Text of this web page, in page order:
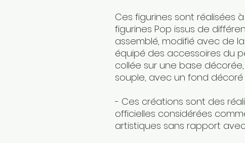
Ces figurines sont réalisées
figurines Pop issus de
assemblé, modifié avec de
équipé des accessoires du
collée sur une base
souple, avec un fond décoré
- Ces créations sont des
officielles considérées
artistiques sans rapport